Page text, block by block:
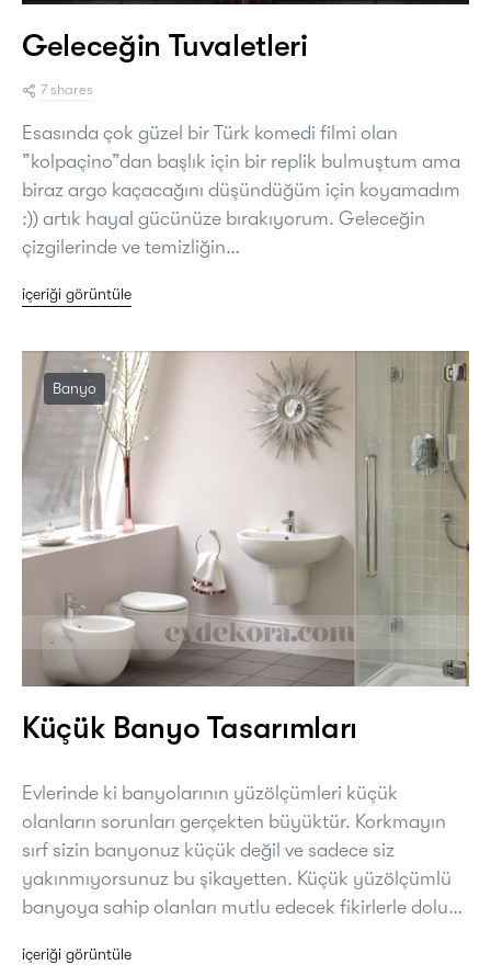
Geleceğin Tuvaletleri
7 shares
Esasında çok güzel bir Türk komedi filmi olan
”kolpaçino”dan başlık için bir replik bulmuştum ama
biraz argo kaçacağını düşündüğüm için koyamadım
:)) artık hayal gücünüze bırakıyorum. Geleceğin
çizgilerinde ve temizliğin…
içeriği görüntüle
Banyo
Küçük Banyo Tasarımları
Evlerinde ki banyolarının yüzölçümleri küçük
olanların sorunları gerçekten büyüktür. Korkmayın
sırf sizin banyonuz küçük değil ve sadece siz
yakınmıyorsunuz bu şikayetten. Küçük yüzölçümlü
banyoya sahip olanları mutlu edecek fikirlerle dolu…
içeriği görüntüle